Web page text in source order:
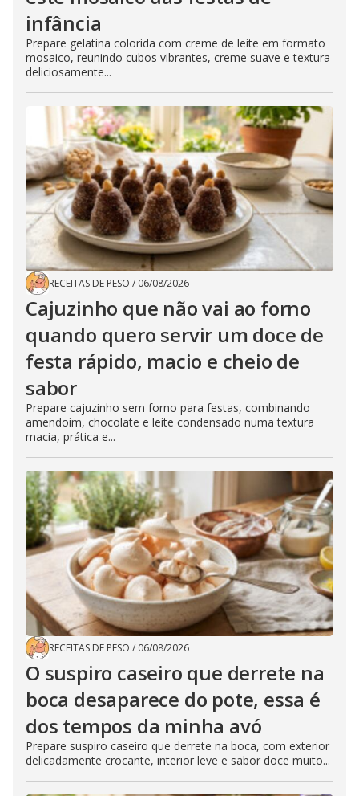
infância
Prepare gelatina colorida com creme de leite em formato
mosaico, reunindo cubos vibrantes, creme suave e textura
deliciosamente...
RECEITAS DE PESO / 06/08/2026
Cajuzinho que não vai ao forno
quando quero servir um doce de
festa rápido, macio e cheio de
sabor
Prepare cajuzinho sem forno para festas, combinando
amendoim, chocolate e leite condensado numa textura
macia, prática e...
RECEITAS DE PESO / 06/08/2026
O suspiro caseiro que derrete na
boca desaparece do pote, essa é
dos tempos da minha avó
Prepare suspiro caseiro que derrete na boca, com exterior
delicadamente crocante, interior leve e sabor doce muito...